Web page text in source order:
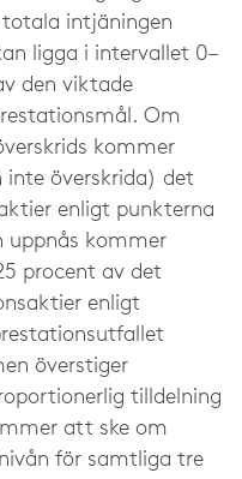
intjäningen
ligga i intervallet 0–
den viktade
Om
kommer
överskrida) det
enligt punkterna
uppnås kommer
procent av det
enligt
överstiger
tilldelning
att ske om
för samtliga tre